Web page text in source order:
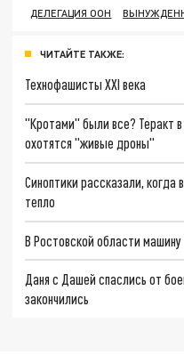
ДЕЛЕГАЦИЯ ООН
ЧИТАЙТЕ ТАКЖЕ:
Технофашисты XXI века
"Кротами" были все? Теракт
охотятся "живые дроны"
Синоптики рассказали, когда
тепло
В Ростовской области
Даня с Дашей спаслись от
закончились